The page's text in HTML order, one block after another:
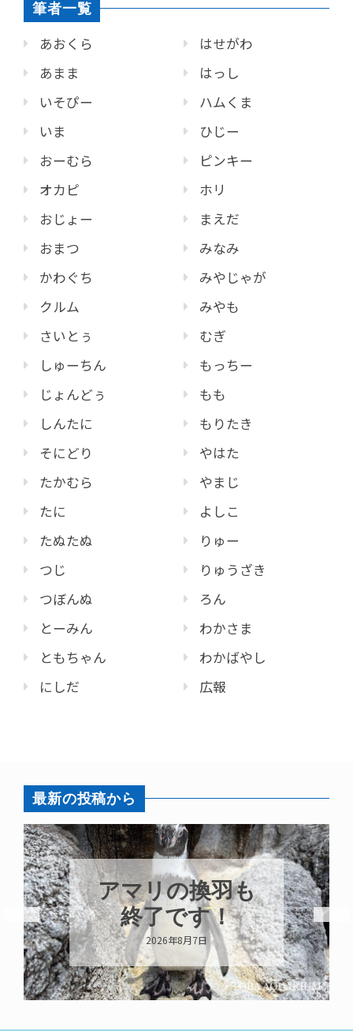
筆者一覧
あおくら
あまま
いそぴー
いま
おーむら
オカピ
おじょー
おまつ
かわぐち
クルム
さいとぅ
しゅーちん
じょんどぅ
しんたに
そにどり
たかむら
たに
たぬたぬ
つじ
つぼんぬ
とーみん
ともちゃん
にしだ
はせがわ
はっし
ハムくま
ひじー
ピンキー
ホリ
まえだ
みなみ
みやじゃが
みやも
むぎ
もっちー
もも
もりたき
やはた
やまじ
よしこ
りゅー
りゅうざき
ろん
わかさま
わかばやし
広報
最新の投稿から
アマリの換羽も
終了です！
2026年8月7日